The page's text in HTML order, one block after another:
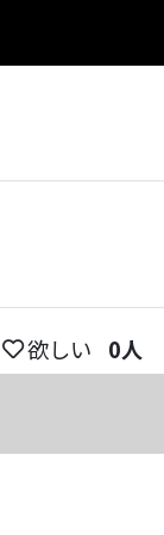
欲しい 0人